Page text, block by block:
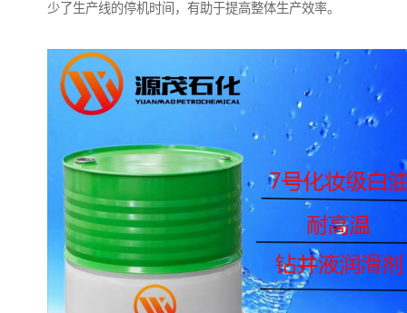
少了生产线的停机时间，有助于提高整体生产效率。